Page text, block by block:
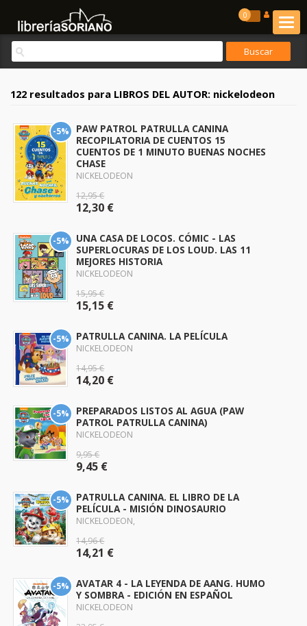
0
122 resultados para LIBROS DEL AUTOR: nickelodeon
-5%
PAW PATROL PATRULLA CANINA
RECOPILATORIA DE CUENTOS 15
CUENTOS DE 1 MINUTO BUENAS NOCHES
CHASE
NICKELODEON
12,95 €
12,30 €
-5%
UNA CASA DE LOCOS. CÓMIC - LAS
SUPERLOCURAS DE LOS LOUD. LAS 11
MEJORES HISTORIA
NICKELODEON
15,95 €
15,15 €
-5% PATRULLA CANINA. LA PELÍCULA
NICKELODEON
14,95 €
14,20 €
-5%
PREPARADOS LISTOS AL AGUA (PAW
PATROL PATRULLA CANINA)
NICKELODEON
9,95 €
9,45 €
-5%
PATRULLA CANINA. EL LIBRO DE LA
PELÍCULA - MISIÓN DINOSAURIO
NICKELODEON,
14,96 €
14,21 €
-5%
AVATAR 4 - LA LEYENDA DE AANG. HUMO
Y SOMBRA - EDICIÓN EN ESPAÑOL
NICKELODEON